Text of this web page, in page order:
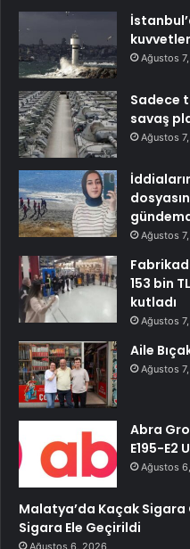
Ağustos
Sadece
savaş
Ağustos
Ağustos
153 bin
kutladı
Ağustos
Aile
Ağustos
Abra
E195-E2
Ağustos
Malatya’da Kaçak Sigara
Sigara Ele Geçirildi
Ağustos 6, 2026